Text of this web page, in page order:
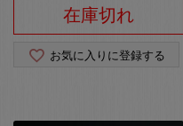
在庫切れ
お気に入りに登録する